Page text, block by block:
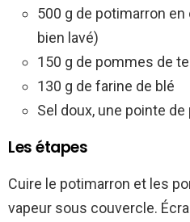
500 g de potimarron
bien lavé)
150 g de pommes de
130 g de farine de blé
Sel doux, une pointe de
Les étapes
Cuire le potimarron et les
vapeur sous couvercle.